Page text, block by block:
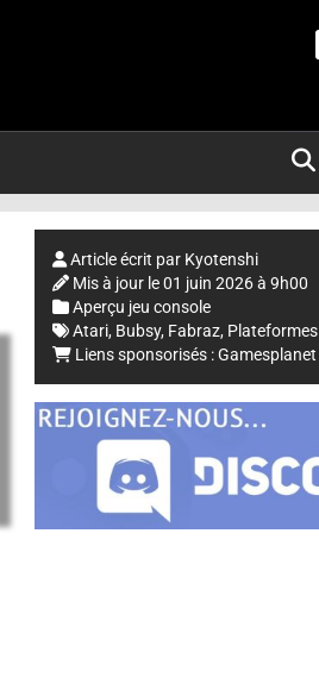
Article écrit par Kyotenshi
Mis à jour le01 juin 2026 à 9h00
Aperçu jeu console
Atari, Bubsy, Fabraz, Plateformes
Liens sponsorisés :Gamesplanet